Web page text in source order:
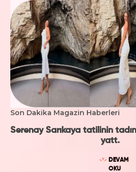
Son Dakika Magazin Haberleri
Serenay Sarıkaya tatilinin
yatt.
DEVAM
OKU